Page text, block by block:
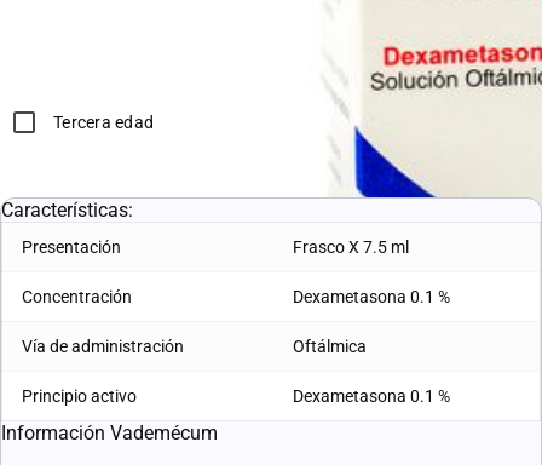
Tercera edad
Características:
Presentación Frasco X 7.5 ml
Concentración Dexametasona 0.1 %
Vía de administración Oftálmica
Principio activo Dexametasona 0.1 %
Información Vademécum